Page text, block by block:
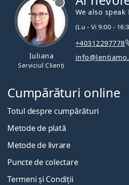
Iuliana
Serviciul Clienți
We also speak
(Lu - Vi 9:00 -
+40312297778
Cumpărături online
Totul despre cumpărături
Metode de plată
Metode de livrare
Puncte de colectare
Termeni și Condiții